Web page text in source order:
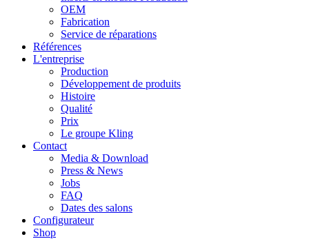
OEM
Fabrication
Service de réparations
Références
L'entreprise
Production
Développement de produits
Histoire
Qualité
Prix
Le groupe Kling
Contact
Media & Download
Press & News
Jobs
FAQ
Dates des salons
Configurateur
Shop